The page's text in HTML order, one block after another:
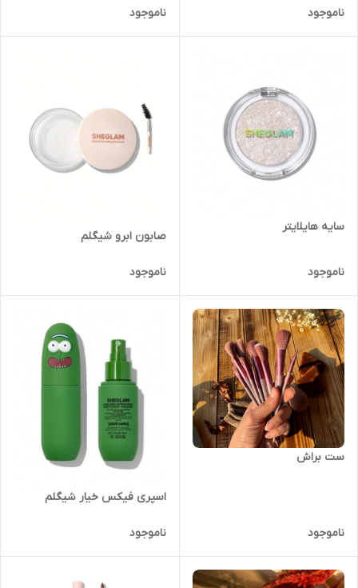
ناموجود ناموجود
سایه هایلایتر
ناموجود
صابون ابرو شیگلم
ناموجود
ست براش
ناموجود
اسپری فیکس خیار شیگلم
ناموجود